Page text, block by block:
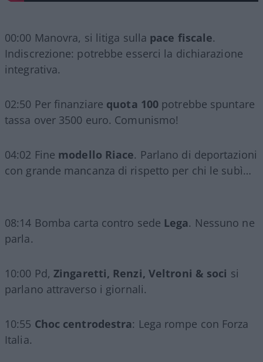
00:00 Manovra, si litiga sulla pace fiscale.
Indiscrezione: potrebbe esserci la dichiarazione
integrativa.
02:50 Per finanziare quota 100 potrebbe spuntare
tassa over 3500 euro. Comunismo!
04:02 Fine modello Riace. Parlano di deportazioni
con grande mancanza di rispetto per chi le subì…
08:14 Bomba carta contro sede Lega. Nessuno ne
parla.
10:00 Pd, Zingaretti, Renzi, Veltroni & soci si
parlano attraverso i giornali.
10:55 Choc centrodestra: Lega rompe con Forza
Italia.